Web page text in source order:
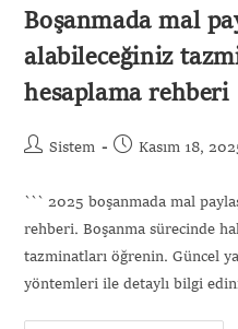
Boşanmada mal
alabileceğiniz
hesaplama rehberi
Sistem Kasım 18,
``` 2025 boşanmada mal
rehberi. Boşanma sürecinde
tazminatları öğrenin. Güncel
yöntemleri ile detaylı bilgi